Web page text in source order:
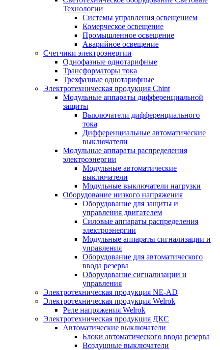
Технологии
Системы управления освещением
Комерческое освещение
Промышленное освещение
Аварийное освещение
Счетчики электроэнергии
Однофазные однотарифные
Трансформаторы тока
Трехфазные однотарифные
Электротехническая продукция Chint
Модульные аппараты дифференциальной
защиты
Выключатели дифференциального
тока
Дифференциальные автоматические
выключатели
Модульные аппараты распределения
электроэнергии
Модульные автоматические
выключатели
Модульные выключатели нагрузки
Оборудование низкого напряжения
Оборудование для защиты и
управления двигателем
Силовые аппараты распределения
электроэнергии
Модульные аппараты сигнализации и
управления
Оборудование для автоматического
ввода резерва
Оборудование сигнализации и
управления
Электротехническая продукция NE-AD
Электротехническая продукция Welrok
Реле напряжения Welrok
Электротехническая продукция ДКС
Автоматические выключатели
Блоки автоматического ввода резерва
Воздушные выключатели